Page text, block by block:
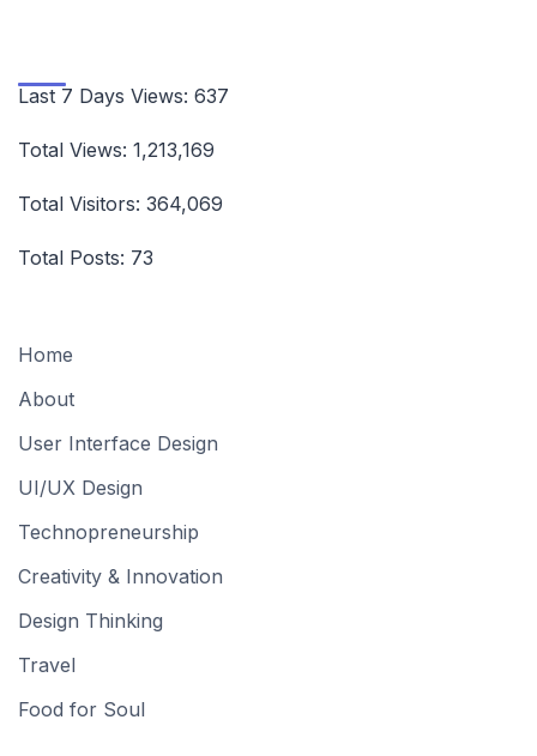
Last 7 Days Views: 637
Total Views: 1,213,169
Total Visitors: 364,069
Total Posts: 73
Home
About
User Interface Design
UI/UX Design
Technopreneurship
Creativity & Innovation
Design Thinking
Travel
Food for Soul